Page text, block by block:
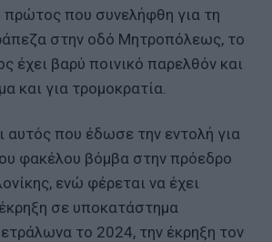
πρώτος που συνελήφθη για τη
στην οδό Μητροπόλεως, το
έχει βαρύ ποινικό παρελθόν και
και για τρομοκρατία.
αυτός που έδωσε την εντολή για
φακέλου βόμβα στην πρόεδρο
ενώ φέρεται να έχει
σε υποκατάστημα
το 2024, την έκρηξη τον